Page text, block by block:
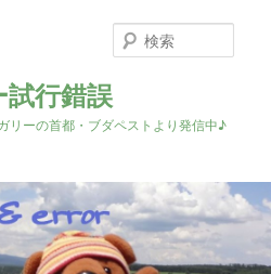
行錯誤
リーの首都・ブダペストより発信中♪
索